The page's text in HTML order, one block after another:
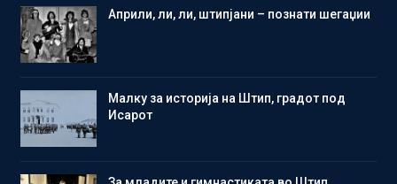
Aприли, ли, ли, штипјани – познати шегаџии
Малку за историја на Штип, градот под
Исарот